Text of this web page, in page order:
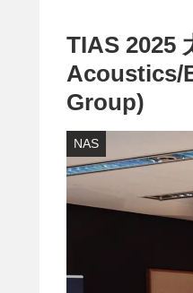
TIAS 2025
Acoustics/
Group)
NAS